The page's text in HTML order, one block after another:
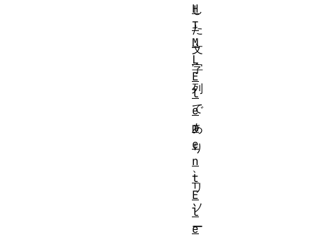
し
た
文
字
列
で
あ
り
、
リ
ソ
ー
H
T
M
L
E
l
e
m
e
n
t
E
l
e